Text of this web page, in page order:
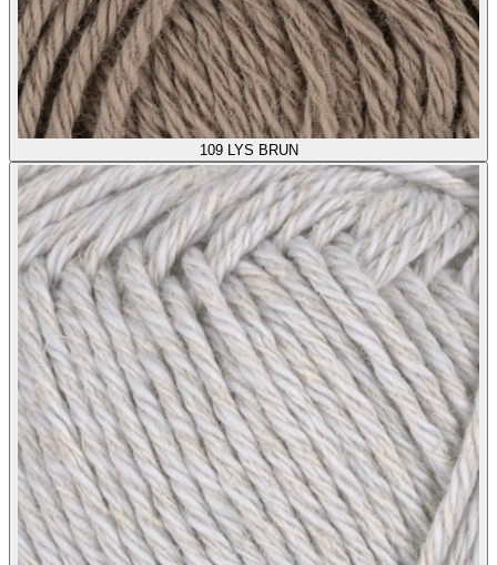
109 LYS BRUN